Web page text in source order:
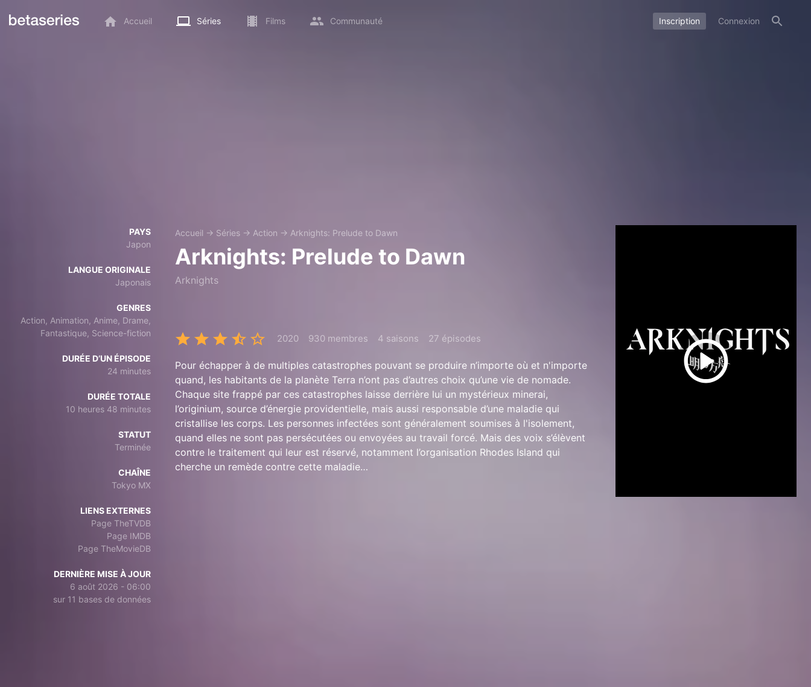
Accueil Séries Films Communauté Inscription Connexion
PAYS
Japon
LANGUE ORIGINALE
Japonais
GENRES
Action, Animation, Anime, Drame,
Fantastique, Science-fiction
DURÉE D’UN ÉPISODE
24 minutes
DURÉE TOTALE
10 heures 48 minutes
STATUT
Terminée
CHAÎNE
Tokyo MX
LIENS EXTERNES
Page TheTVDB
Page IMDB
Page TheMovieDB
DERNIÈRE MISE À JOUR
6 août 2026 - 06:00
sur 11 bases de données
Accueil → Séries → Action → Arknights: Prelude to Dawn
Arknights: Prelude to Dawn
Arknights
2020 930 membres 4 saisons 27 épisodes
Pour échapper à de multiples catastrophes pouvant se produire n’importe où et n'importe
quand, les habitants de la planète Terra n’ont pas d’autres choix qu’une vie de nomade.
Chaque site frappé par ces catastrophes laisse derrière lui un mystérieux minerai,
l’originium, source d’énergie providentielle, mais aussi responsable d’une maladie qui
cristallise les corps. Les personnes infectées sont généralement soumises à l'isolement,
quand elles ne sont pas persécutées ou envoyées au travail forcé. Mais des voix s’élèvent
contre le traitement qui leur est réservé, notamment l’organisation Rhodes Island qui
cherche un remède contre cette maladie…